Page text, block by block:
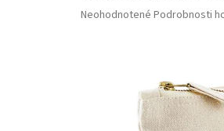
Priemerné
Neohodnotené Podrobnosti